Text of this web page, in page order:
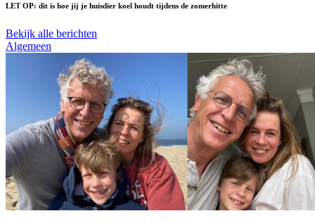
LET OP: dit is hoe jij je huisdier koel houdt tijdens de zomerhitte
Bekijk alle berichten
Algemeen